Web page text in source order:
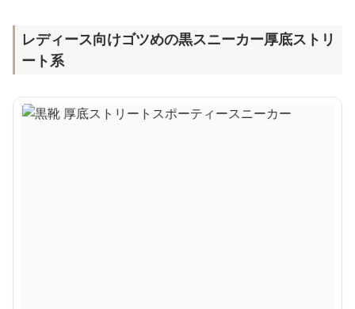
レディース向けゴツめの黒スニーカー厚底ストリ
ート系